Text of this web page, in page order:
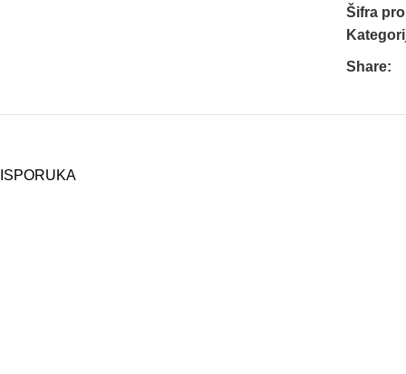
Šifra
Share:
ISPORUKA